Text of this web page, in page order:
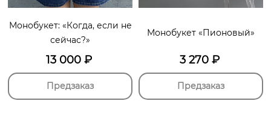
Монобукет: «Когда, если не
сейчас?»
13 000₽
Предзаказ
Монобукет «Пионовый»
3 270₽
Предзаказ